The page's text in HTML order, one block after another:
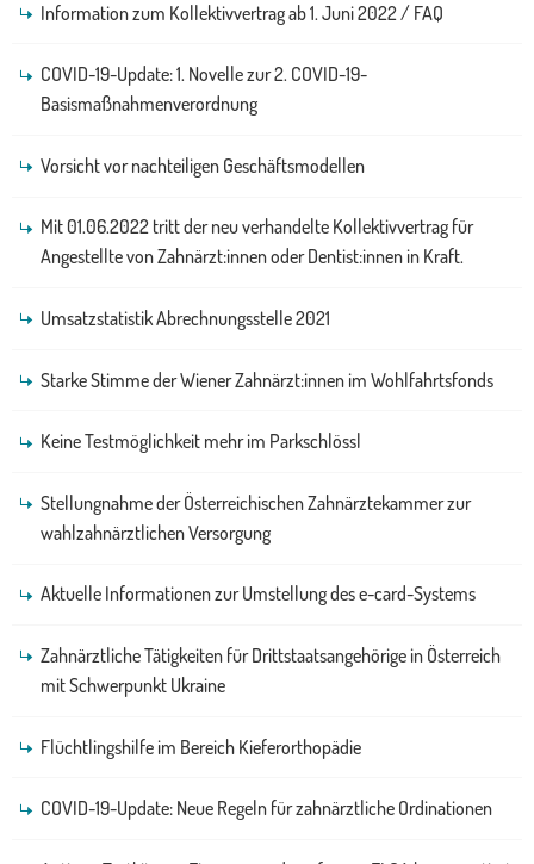
Information zum Kollektivvertrag ab 1. Juni 2022 / FAQ
COVID-19-Update: 1. Novelle zur 2. COVID-19-
Basismaßnahmenverordnung
Vorsicht vor nachteiligen Geschäftsmodellen
Mit 01.06.2022 tritt der neu verhandelte Kollektivvertrag für
Angestellte von Zahnärzt:innen oder Dentist:innen in Kraft.
Umsatzstatistik Abrechnungsstelle 2021
Starke Stimme der Wiener Zahnärzt:innen im Wohlfahrtsfonds
Keine Testmöglichkeit mehr im Parkschlössl
Stellungnahme der Österreichischen Zahnärztekammer zur
wahlzahnärztlichen Versorgung
Aktuelle Informationen zur Umstellung des e-card-Systems
Zahnärztliche Tätigkeiten für Drittstaatsangehörige in Österreich
mit Schwerpunkt Ukraine
Flüchtlingshilfe im Bereich Kieferorthopädie
COVID-19-Update: Neue Regeln für zahnärztliche Ordinationen